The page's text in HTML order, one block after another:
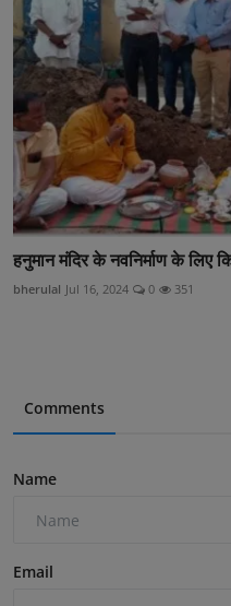
हनुमान मंदिर के नवनिर्माण के लिए
bherulal Jul 16, 2024 0 351
Comments
Name
Email